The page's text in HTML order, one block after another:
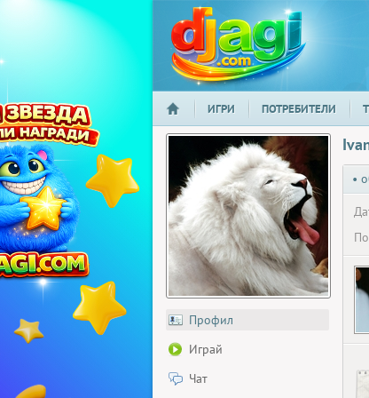
djagi.com
НАЧАЛО
ИГРИ ПОТРЕБИТЕЛИ
Профил
Играй
Чат
•